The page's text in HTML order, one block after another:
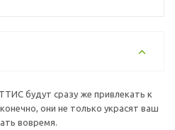
будут сразу же привлекать к
они не только украсят ваш
вовремя.